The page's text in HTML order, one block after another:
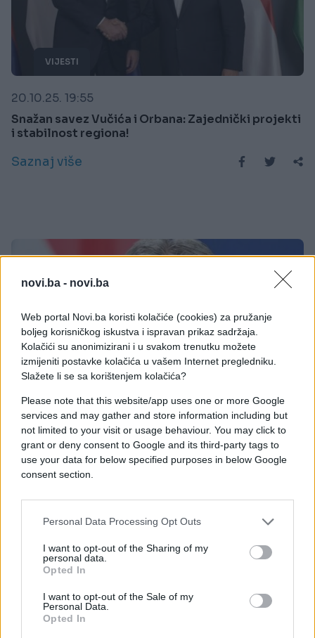
novi.ba - novi.ba
Web portal Novi.ba koristi kolačiće (cookies) za pružanje
boljeg korisničkog iskustva i ispravan prikaz sadržaja.
Kolačići su anonimizirani i u svakom trenutku možete
izmijeniti postavke kolačića u vašem Internet pregledniku.
Slažete li se sa korištenjem kolačića?
Please note that this website/app uses one or more Google
services and may gather and store information including but
not limited to your visit or usage behaviour. You may click to
grant or deny consent to Google and its third-party tags to
use your data for below specified purposes in below Google
consent section.
Personal Data Processing Opt Outs
I want to opt-out of the Sharing of my
personal data.
Opted In
I want to opt-out of the Sale of my
Personal Data.
Opted In
VIJESTI
20.10.25. 19:55
Snažan savez Vučića i Orbana: Zajednički projekti
i stabilnost regiona!
Saznaj više
SVIJET
17.10.25. 14:14
Mađarska: Osigurat ćemo da Putin stigne u
Saznaj više